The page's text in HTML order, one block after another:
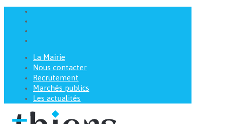
La Mairie
Nous contacter
Recrutement
Marchés publics
Les actualités